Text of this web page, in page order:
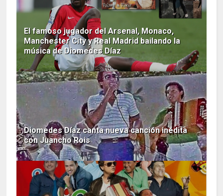
El famoso jugador del Arsenal, Monaco,
Manchester City y Real Madrid bailando la
música de Diomedes Díaz
Diomedes Díaz canta nueva canción inédita
con Juancho Rois